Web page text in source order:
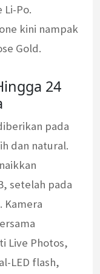
Po.
kini nampak
Gold.
24
pada
dan natural.
setelah pada
Kamera
Live Photos,
LED flash,